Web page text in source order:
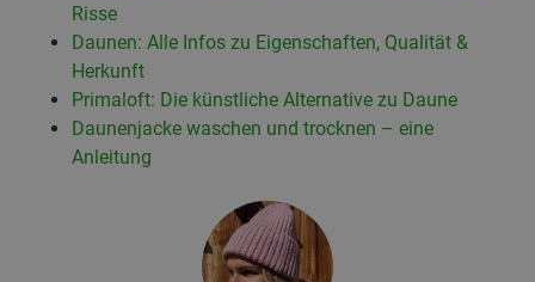
Risse
Daunen: Alle Infos zu Eigenschaften, Qualität &
Herkunft
Primaloft: Die künstliche Alternative zu Daune
Daunenjacke waschen und trocknen – eine
Anleitung